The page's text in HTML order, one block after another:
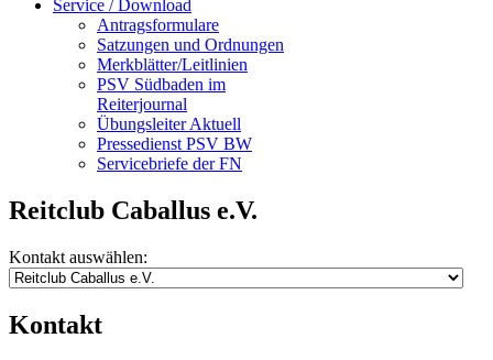
Service / Download
Antragsformulare
Satzungen und Ordnungen
Merkblätter/Leitlinien
PSV Südbaden im
Reiterjournal
Übungsleiter Aktuell
Pressedienst PSV BW
Servicebriefe der FN
Reitclub Caballus e.V.
Kontakt auswählen:
Kontakt